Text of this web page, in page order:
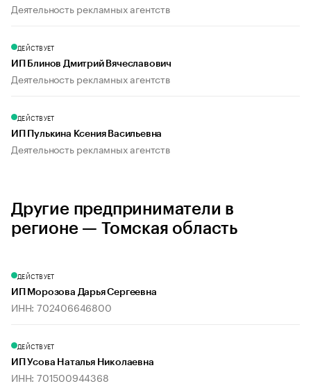
Деятельность рекламных агентств
ДЕЙСТВУЕТ
ИП Блинов Дмитрий Вячеславович
Деятельность рекламных агентств
ДЕЙСТВУЕТ
ИП Пулькина Ксения Васильевна
Деятельность рекламных агентств
Другие предприниматели в
регионе — Томская область
ДЕЙСТВУЕТ
ИП Морозова Дарья Сергеевна
ИНН: 702406646800
ДЕЙСТВУЕТ
ИП Усова Наталья Николаевна
ИНН: 701500944368